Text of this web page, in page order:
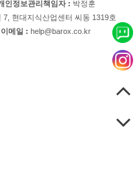
인정보관리책임자 : 박정훈
현대지식산업센터 씨동 1319호
이메일 : help@barox.co.kr